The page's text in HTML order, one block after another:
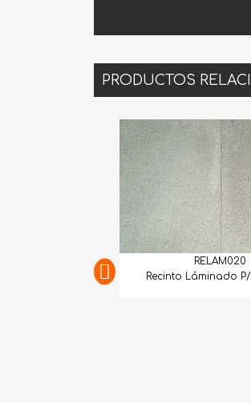
PRODUCTOS
RELAM020
Recinto Láminado P/C 40X60